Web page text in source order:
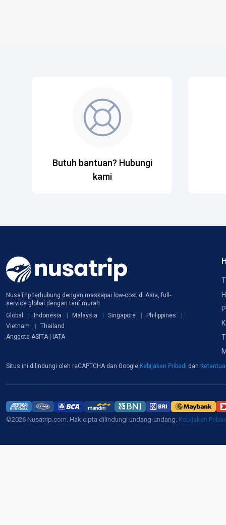
Butuh bantuan? Hubungi
kami
NusaTrip terhubung dengan maskapai low-cost di Asia, full-
service global dengan tarif murah
Global
Indonesia Malaysia Singapore
Philippines
Vietnam
Thailand
Anggota ASITA | IATA
Situs ini dilindungi oleh reCAPTCHA dan Google Kebijakan Pribadi dan
©2026 Nusatrip.com. Hak cipta dilindungi undang-undang. Kebijakan